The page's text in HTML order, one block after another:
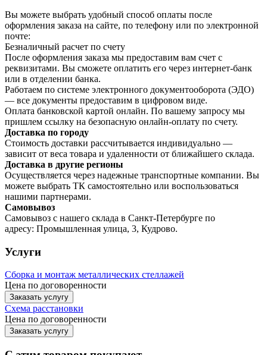
Вы можете выбрать удобный способ оплаты после
оформления заказа на сайте, по телефону или по электронной
почте:
Безналичный расчет по счету
После оформления заказа мы предоставим вам счет с
реквизитами. Вы сможете оплатить его через интернет-банк
или в отделении банка.
Работаем по системе электронного документооборота (ЭДО)
— все документы предоставим в цифровом виде.
Оплата банковской картой онлайн. По вашему запросу мы
пришлем ссылку на безопасную онлайн-оплату по счету.
Доставка по городу
Стоимость доставки рассчитывается индивидуально —
зависит от веса товара и удаленности от ближайшего склада.
Доставка в другие регионы
Осуществляется через надежные транспортные компании. Вы
можете выбрать ТК самостоятельно или воспользоваться
нашими партнерами.
Самовывоз
Самовывоз с нашего склада в Санкт-Петербурге по
адресу: Промышленная улица, 3, Кудрово.
Услуги
Сборка и монтаж металлических стеллажей
Цена по договоренности
Заказать услугу
Схема расстановки
Цена по договоренности
Заказать услугу